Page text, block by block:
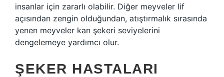
insanlar için zararlı olabilir. Diğer meyveler lif
açısından zengin olduğundan, atıştırmalık sırasında
yenen meyveler kan şekeri seviyelerini
dengelemeye yardımcı olur.
ŞEKER HASTALARI